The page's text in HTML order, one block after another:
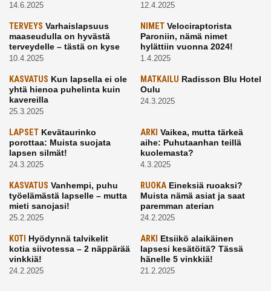
14.6.2025 12.4.2025
TERVEYS Varhaislapsuus
maaseudulla on hyvästä
terveydelle – tästä on kyse
10.4.2025
NIMETVelociraptorista
Paroniin, nämä nimet
hylättiin vuonna 2024!
1.4.2025
KASVATUS Kun lapsella ei ole
yhtä hienoa puhelinta kuin
kavereilla
25.3.2025
MATKAILU Radisson Blu Hotel
Oulu
24.3.2025
LAPSET Kevätaurinko
porottaa: Muista suojata
lapsen silmät!
24.3.2025
ARKI Vaikea, mutta tärkeä
aihe: Puhutaanhan teillä
kuolemasta?
4.3.2025
KASVATUS Vanhempi, puhu
työelämästä lapselle – mutta
mieti sanojasi!
25.2.2025
RUOKAEineksiä ruoaksi?
Muista nämä asiat ja saat
paremman aterian
24.2.2025
KOTI Hyödynnä talvikelit
kotia siivotessa – 2 näppärää
vinkkiä!
24.2.2025
ARKI Etsiikö alaikäinen
lapsesi kesätöitä? Tässä
hänelle 5 vinkkiä!
21.2.2025